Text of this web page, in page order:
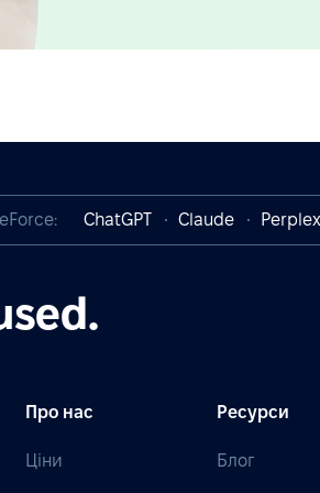
ChatGPT Claude
Про нас
Ціни
Ресурси
Блог